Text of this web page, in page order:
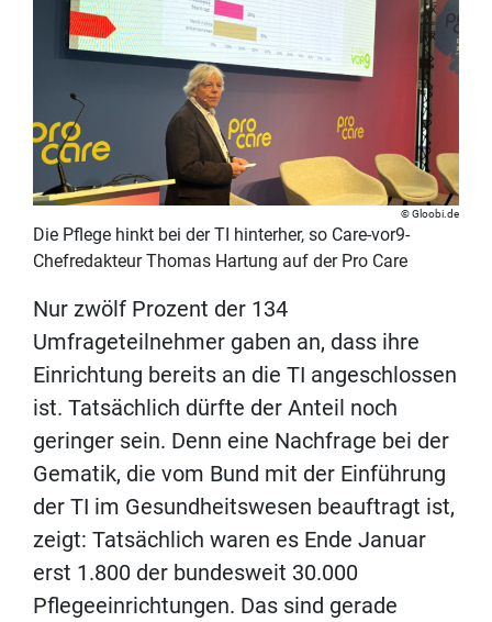
Gloobi.de
Die Pflege hinkt bei der TI hinterher, so Care-vor9-
Chefredakteur Thomas Hartung auf der Pro Care
Nur zwölf Prozent der 134
Umfrageteilnehmer gaben an, dass ihre
Einrichtung bereits an die TI angeschlossen
ist. Tatsächlich dürfte der Anteil noch
geringer sein. Denn eine Nachfrage bei der
Gematik, die vom Bund mit der Einführung
der TI im Gesundheitswesen beauftragt ist,
zeigt: Tatsächlich waren es Ende Januar
erst 1.800 der bundesweit 30.000
Pflegeeinrichtungen. Das sind gerade